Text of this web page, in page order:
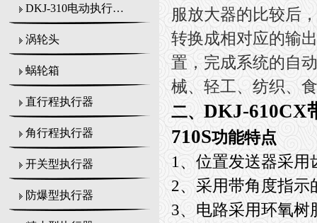
DKJ-310电动执行机构
涡轮头
蜗轮箱
直行程执行器
角行程执行器
开关型执行器
防爆型执行器
服放大器的比较后
转换成相对应的输
置，完成系统的自
械、轻工、纺织、
二、 DKJ-610CX
710S功能特点
1、位置发送器采用
2、采用带角度指
3、电路采用环氧